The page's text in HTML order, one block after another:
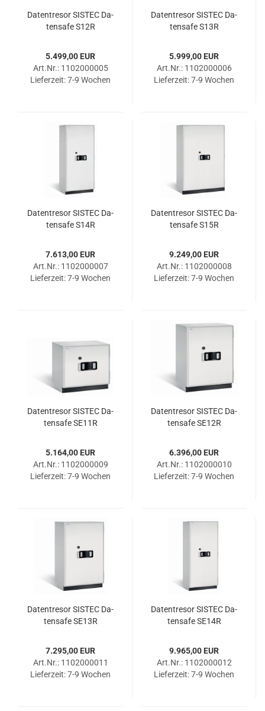
Da­ten­tre­sor SIS­TEC Da­
ten­safe S12R
5.499,00 EUR
Art.Nr.: 1102000005
Lieferzeit:7-9 Wochen
Da­ten­tre­sor SIS­TEC Da­
ten­safe S13R
5.999,00 EUR
Art.Nr.: 1102000006
Lieferzeit:7-9 Wochen
Da­ten­tre­sor SIS­TEC Da­
ten­safe S14R
7.613,00 EUR
Art.Nr.: 1102000007
Lieferzeit:7-9 Wochen
Da­ten­tre­sor SIS­TEC Da­
ten­safe S15R
9.249,00 EUR
Art.Nr.: 1102000008
Lieferzeit:7-9 Wochen
Da­ten­tre­sor SIS­TEC Da­
ten­safe SE11R
5.164,00 EUR
Art.Nr.: 1102000009
Lieferzeit:7-9 Wochen
Da­ten­tre­sor SIS­TEC Da­
ten­safe SE12R
6.396,00 EUR
Art.Nr.: 1102000010
Lieferzeit:7-9 Wochen
Da­ten­tre­sor SIS­TEC Da­
ten­safe SE13R
7.295,00 EUR
Art.Nr.: 1102000011
Lieferzeit:7-9 Wochen
Da­ten­tre­sor SIS­TEC Da­
ten­safe SE14R
9.965,00 EUR
Art.Nr.: 1102000012
Lieferzeit:7-9 Wochen